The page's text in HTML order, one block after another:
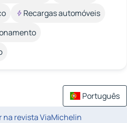
Recargas automóveis
Português
na revista ViaMichelin